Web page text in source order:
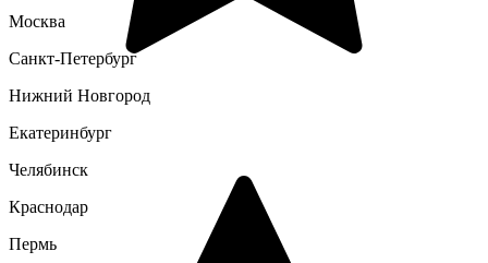
Москва
Санкт-Петербург
Нижний Новгород
Екатеринбург
Челябинск
Краснодар
Пермь